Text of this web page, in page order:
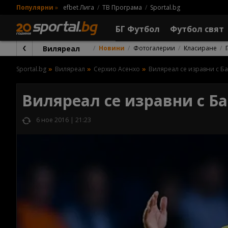
Популярни » efbet Лига ТВ Програма Sportal.bg
БГ Футбол Футбол свят
Виляреал Новини Фотогалерии Класиране
Sportal.bg Виляреал Серхио Асенхо Виляреал се изравни с
Виляреал се изравни с
6 ное 2016 | 21:23